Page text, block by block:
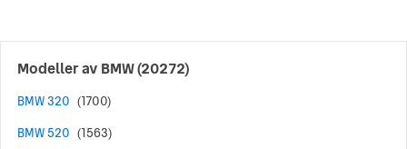
Modeller av BMW(20272)
BMW 320 (1700)
BMW 520 (1563)